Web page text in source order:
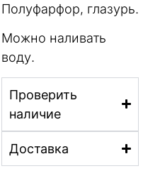
Полуфарфор, глазурь.
Можно наливать
воду.
Проверить
наличие
Доставка